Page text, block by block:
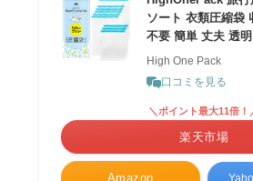
ソート 衣類圧縮袋
不要 簡単 丈夫 透
High One Pack
口コミを見る
Amazon
＼ポイント最大11倍！
楽天市場